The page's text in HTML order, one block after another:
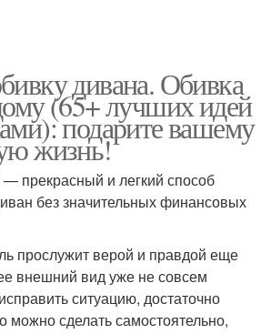
дивана. Обивка
(65+ лучших идей
подарите вашему
жизнь!
прекрасный и легкий способ
без значительных финансовых
прослужит верой и правдой еще
внешний вид уже не совсем
ситуацию, достаточно
можно сделать самостоятельно,